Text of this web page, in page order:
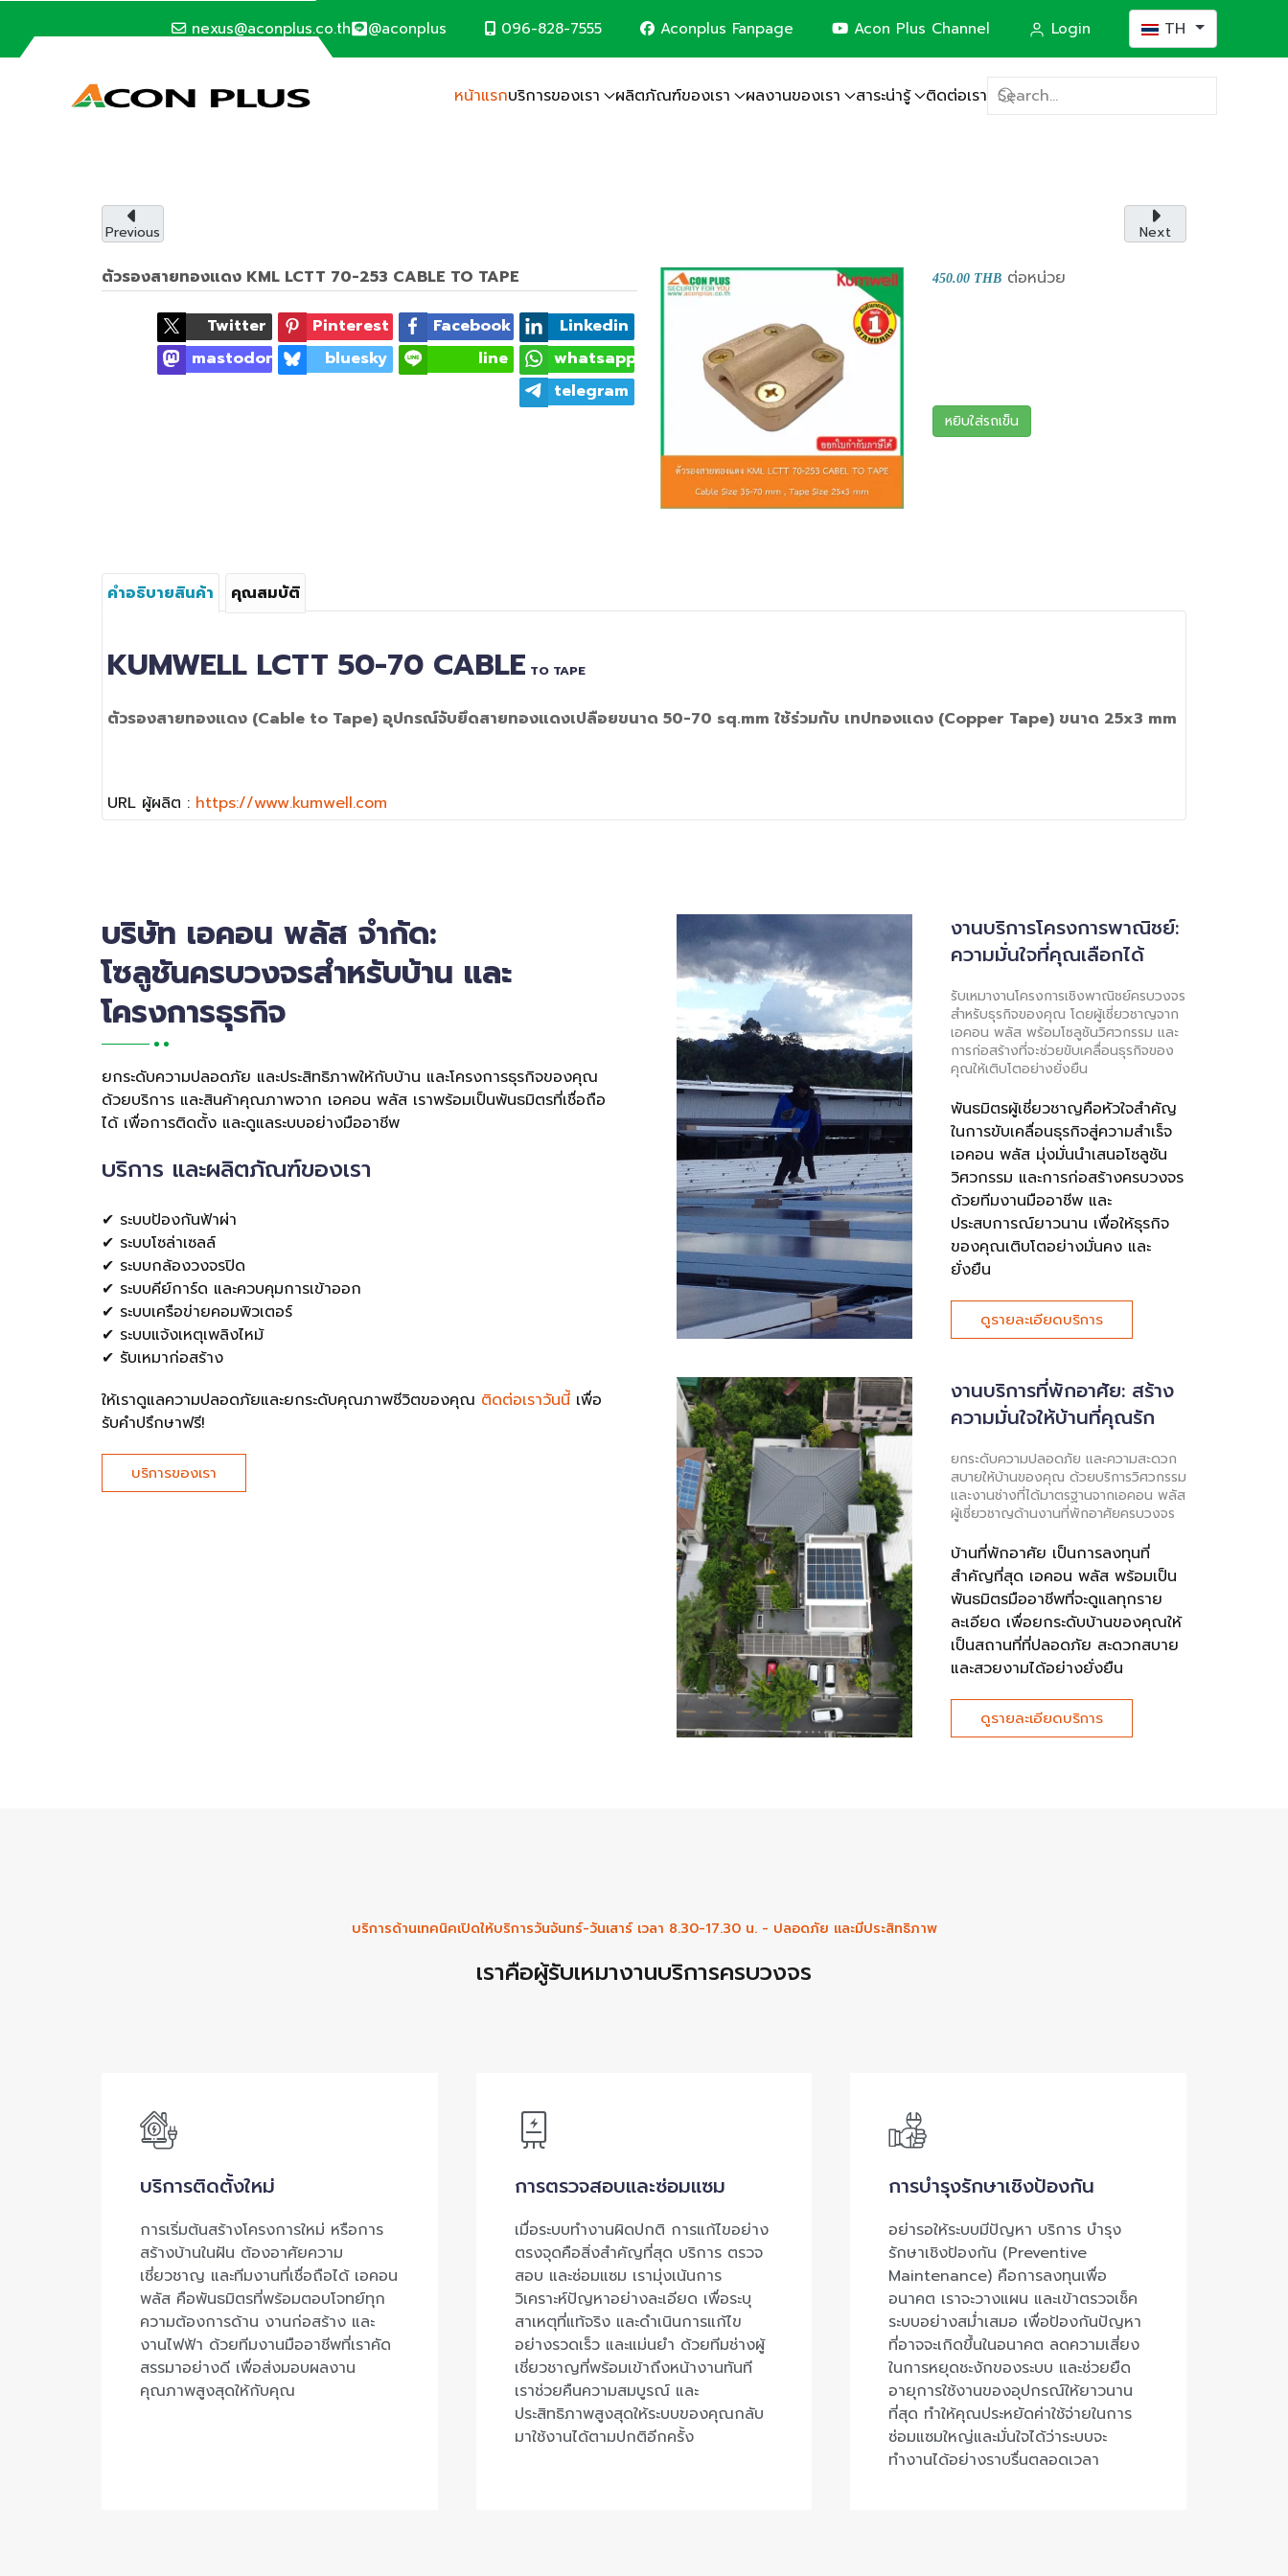
nexus@aconplus.co.th @aconplus 096-828-7555 Aconplus Fanpage Acon Plus Channel Login เลือกภาษาของคุณ
TH
หน้าแรกบริการของเรา ผลิตภัณฑ์ของเรา ผลงานของเรา สาระน่ารู้ ติดต่อเรา
SOLAR CELL SYSTEM
ระบบโซล่าเซลล์ (Solar cell system) ประหยัดค่าไฟ และรักษ์โลกไปพร้อมกับเรา
รายละเอียดบริการ
ระบบป้องกันฟ้าผ่า
ระบบโซล่าเซลล์
ระบบกล้องวงจรปิด
ระบบเครือข่ายคอมพิวเตอร์
ระบบแจ้งเหตุเพลิงไหม้
ระบบไฟฟ้าอาคาร
งานรับเหมาก่อสร้าง (Construction)
Previous Next
ตัวรองสายทองแดง KML LCTT 70-253 CABLE TO TAPE
Twitter Pinterest Facebook
Linkedin
mastodon
bluesky line
whatsapp
telegram
450.00 THB ต่อหน่วย
หยิบใส่รถเข็น
คำอธิบายสินค้า คุณสมบัติ
KUMWELL LCTT 50-70 CABLE TO TAPE
ตัวรองสายทองแดง (Cable to Tape) อุปกรณ์จับยึดสายทองแดงเปลือยขนาด 50-70 sq.mm ใช้ร่วมกับ เทปทองแดง (Copper Tape) ขนาด 25x3 mm
URL ผู้ผลิต : https://www.kumwell.com
บริษัท เอคอน พลัส จำกัด:
โซลูชันครบวงจรสำหรับบ้าน และ
โครงการธุรกิจ
ยกระดับความปลอดภัย และประสิทธิภาพให้กับบ้าน และโครงการธุรกิจของคุณ
ด้วยบริการ และสินค้าคุณภาพจาก เอคอน พลัส เราพร้อมเป็นพันธมิตรที่เชื่อถือ
ได้ เพื่อการติดตั้ง และดูแลระบบอย่างมืออาชีพ
บริการ และผลิตภัณฑ์ของเรา
✔ ระบบป้องกันฟ้าผ่า
✔ ระบบโซล่าเซลล์
✔ ระบบกล้องวงจรปิด
✔ ระบบคีย์การ์ด และควบคุมการเข้าออก
✔ ระบบเครือข่ายคอมพิวเตอร์
✔ ระบบแจ้งเหตุเพลิงไหม้
✔ รับเหมาก่อสร้าง
ให้เราดูแลความปลอดภัยและยกระดับคุณภาพชีวิตของคุณ ติดต่อเราวันนี้ เพื่อ
รับคำปรึกษาฟรี!
บริการของเรา
งานบริการโครงการพาณิชย์:
ความมั่นใจที่คุณเลือกได้
รับเหมางานโครงการเชิงพาณิชย์ครบวงจร
สำหรับธุรกิจของคุณ โดยผู้เชี่ยวชาญจาก
เอคอน พลัส พร้อมโซลูชันวิศวกรรม และ
การก่อสร้างที่จะช่วยขับเคลื่อนธุรกิจของ
คุณให้เติบโตอย่างยั่งยืน
พันธมิตรผู้เชี่ยวชาญคือหัวใจสำคัญ
ในการขับเคลื่อนธุรกิจสู่ความสำเร็จ
เอคอน พลัส มุ่งมั่นนำเสนอโซลูชัน
วิศวกรรม และการก่อสร้างครบวงจร
ด้วยทีมงานมืออาชีพ และ
ประสบการณ์ยาวนาน เพื่อให้ธุรกิจ
ของคุณเติบโตอย่างมั่นคง และ
ยั่งยืน
ดูรายละเอียดบริการ
งานบริการที่พักอาศัย: สร้าง
ความมั่นใจให้บ้านที่คุณรัก
ยกระดับความปลอดภัย และความสะดวก
สบายให้บ้านของคุณ ด้วยบริการวิศวกรรม
และงานช่างที่ได้มาตรฐานจากเอคอน พลัส
ผู้เชี่ยวชาญด้านงานที่พักอาศัยครบวงจร
บ้านที่พักอาศัย เป็นการลงทุนที่
สำคัญที่สุด เอคอน พลัส พร้อมเป็น
พันธมิตรมืออาชีพที่จะดูแลทุกราย
ละเอียด เพื่อยกระดับบ้านของคุณให้
เป็นสถานที่ที่ปลอดภัย สะดวกสบาย
และสวยงามได้อย่างยั่งยืน
ดูรายละเอียดบริการ
บริการด้านเทคนิคเปิดให้บริการวันจันทร์-วันเสาร์ เวลา 8.30-17.30 น. - ปลอดภัย และมีประสิทธิภาพ
เราคือผู้รับเหมางานบริการครบวงจร
บริการติดตั้งใหม่
การเริ่มต้นสร้างโครงการใหม่ หรือการ
สร้างบ้านในฝัน ต้องอาศัยความ
เชี่ยวชาญ และทีมงานที่เชื่อถือได้ เอคอน
พลัส คือพันธมิตรที่พร้อมตอบโจทย์ทุก
ความต้องการด้าน งานก่อสร้าง และ
งานไฟฟ้า ด้วยทีมงานมืออาชีพที่เราคัด
สรรมาอย่างดี เพื่อส่งมอบผลงาน
คุณภาพสูงสุดให้กับคุณ
การตรวจสอบและซ่อมแซม
เมื่อระบบทำงานผิดปกติ การแก้ไขอย่าง
ตรงจุดคือสิ่งสำคัญที่สุด บริการ ตรวจ
สอบ และซ่อมแซม เรามุ่งเน้นการ
วิเคราะห์ปัญหาอย่างละเอียด เพื่อระบุ
สาเหตุที่แท้จริง และดำเนินการแก้ไข
อย่างรวดเร็ว และแม่นยำ ด้วยทีมช่างผู้
เชี่ยวชาญที่พร้อมเข้าถึงหน้างานทันที
เราช่วยคืนความสมบูรณ์ และ
ประสิทธิภาพสูงสุดให้ระบบของคุณกลับ
มาใช้งานได้ตามปกติอีกครั้ง
การบำรุงรักษาเชิงป้องกัน
อย่ารอให้ระบบมีปัญหา บริการ บำรุง
รักษาเชิงป้องกัน (Preventive
Maintenance) คือการลงทุนเพื่อ
อนาคต เราจะวางแผน และเข้าตรวจเช็ค
ระบบอย่างสม่ำเสมอ เพื่อป้องกันปัญหา
ที่อาจจะเกิดขึ้นในอนาคต ลดความเสี่ยง
ในการหยุดชะงักของระบบ และช่วยยืด
อายุการใช้งานของอุปกรณ์ให้ยาวนาน
ที่สุด ทำให้คุณประหยัดค่าใช้จ่ายในการ
ซ่อมแซมใหญ่และมั่นใจได้ว่าระบบจะ
ทำงานได้อย่างราบรื่นตลอดเวลา